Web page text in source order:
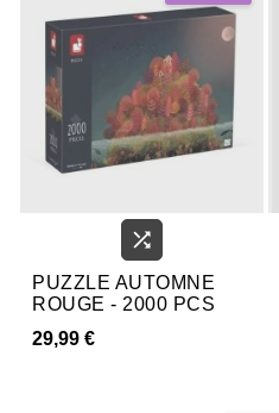

PUZZLE AUTOMNE
ROUGE - 2000 PCS
29,99 €